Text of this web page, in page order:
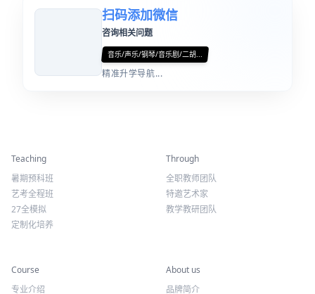
北京市朝阳区中国音乐学院往东200米安翔里社区（风华国韵楼）
扫码添加微信
咨询相关问题
音乐/声乐/钢琴/音乐剧/二胡...
精彩活动
Teaching
暑期预科班
艺考全程班
27全模拟
师资力量
Through
全职教师团队
特邀艺术家
专业课程
Course
关于我们
About us